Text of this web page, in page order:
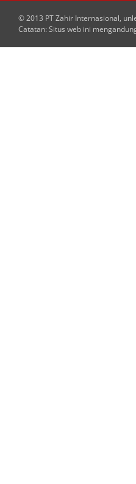
© 2013 PT Zahir Internasional,
Catatan: Situs web ini